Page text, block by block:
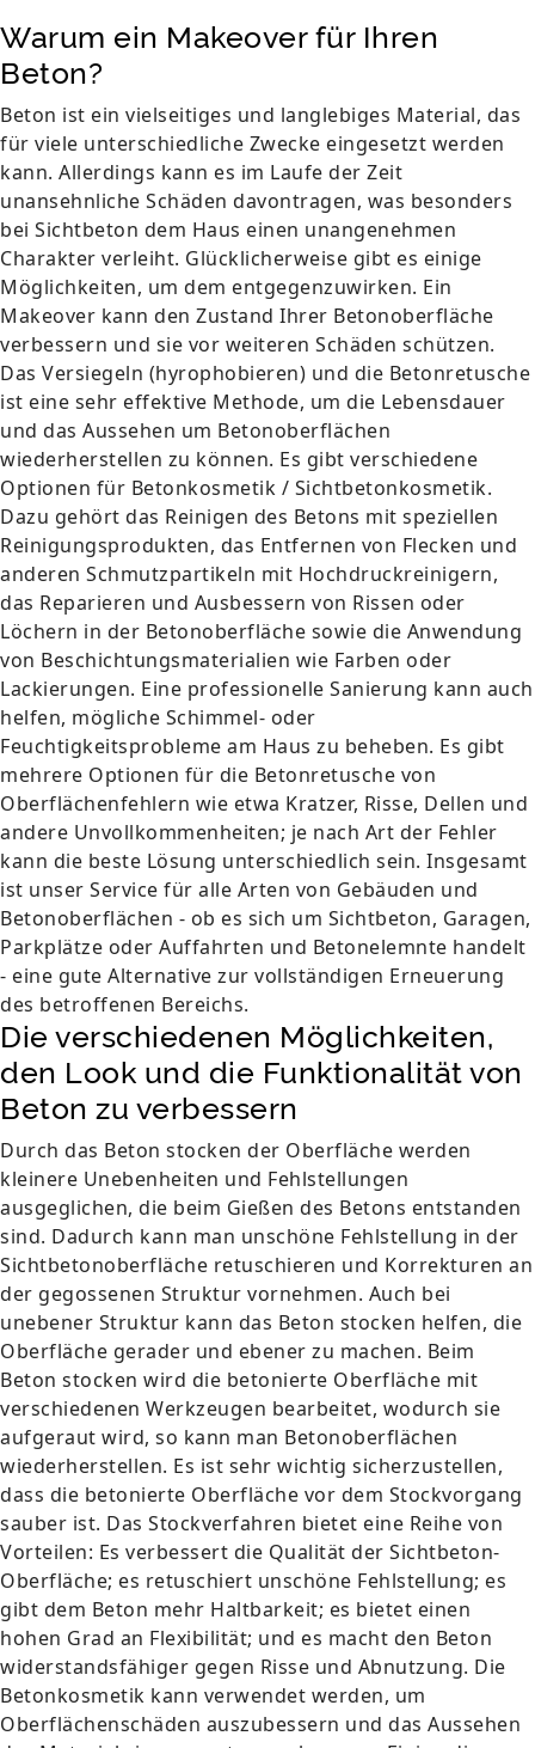
Warum ein Makeover für Ihren
Beton?
Beton ist ein vielseitiges und langlebiges Material, das
für viele unterschiedliche Zwecke eingesetzt werden
kann. Allerdings kann es im Laufe der Zeit
unansehnliche Schäden davontragen, was besonders
bei Sichtbeton dem Haus einen unangenehmen
Charakter verleiht. Glücklicherweise gibt es einige
Möglichkeiten, um dem entgegenzuwirken. Ein
Makeover kann den Zustand Ihrer Betonoberfläche
verbessern und sie vor weiteren Schäden schützen.
Das Versiegeln (hyrophobieren) und die Betonretusche
ist eine sehr effektive Methode, um die Lebensdauer
und das Aussehen um Betonoberflächen
wiederherstellen zu können. Es gibt verschiedene
Optionen für Betonkosmetik / Sichtbetonkosmetik.
Dazu gehört das Reinigen des Betons mit speziellen
Reinigungsprodukten, das Entfernen von Flecken und
anderen Schmutzpartikeln mit Hochdruckreinigern,
das Reparieren und Ausbessern von Rissen oder
Löchern in der Betonoberfläche sowie die Anwendung
von Beschichtungsmaterialien wie Farben oder
Lackierungen. Eine professionelle Sanierung kann auch
helfen, mögliche Schimmel- oder
Feuchtigkeitsprobleme am Haus zu beheben. Es gibt
mehrere Optionen für die Betonretusche von
Oberflächenfehlern wie etwa Kratzer, Risse, Dellen und
andere Unvollkommenheiten; je nach Art der Fehler
kann die beste Lösung unterschiedlich sein. Insgesamt
ist unser Service für alle Arten von Gebäuden und
Betonoberflächen - ob es sich um Sichtbeton, Garagen,
Parkplätze oder Auffahrten und Betonelemnte handelt
- eine gute Alternative zur vollständigen Erneuerung
des betroffenen Bereichs.
Die verschiedenen Möglichkeiten,
den Look und die Funktionalität von
Beton zu verbessern
Durch das Beton stocken der Oberfläche werden
kleinere Unebenheiten und Fehlstellungen
ausgeglichen, die beim Gießen des Betons entstanden
sind. Dadurch kann man unschöne Fehlstellung in der
Sichtbetonoberfläche retuschieren und Korrekturen an
der gegossenen Struktur vornehmen. Auch bei
unebener Struktur kann das Beton stocken helfen, die
Oberfläche gerader und ebener zu machen. Beim
Beton stocken wird die betonierte Oberfläche mit
verschiedenen Werkzeugen bearbeitet, wodurch sie
aufgeraut wird, so kann man Betonoberflächen
wiederherstellen. Es ist sehr wichtig sicherzustellen,
dass die betonierte Oberfläche vor dem Stockvorgang
sauber ist. Das Stockverfahren bietet eine Reihe von
Vorteilen: Es verbessert die Qualität der Sichtbeton-
Oberfläche; es retuschiert unschöne Fehlstellung; es
gibt dem Beton mehr Haltbarkeit; es bietet einen
hohen Grad an Flexibilität; und es macht den Beton
widerstandsfähiger gegen Risse und Abnutzung. Die
Betonkosmetik kann verwendet werden, um
Oberflächenschäden auszubessern und das Aussehen